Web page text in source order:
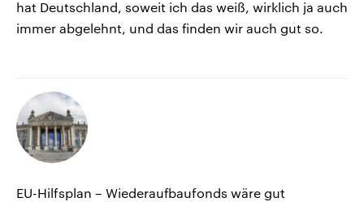
hat Deutschland, soweit ich das weiß, wirklich ja auch
immer abgelehnt, und das finden wir auch gut so.
EU-Hilfsplan – Wiederaufbaufonds wäre gut